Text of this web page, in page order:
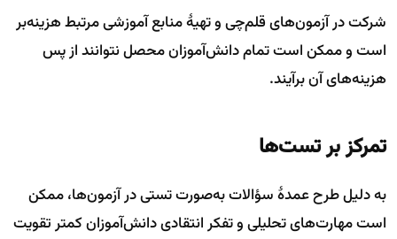
شرکت در آزمون‌های قلم‌چی و تهیهٔ منابع آموزشی مرتبط هزینه‌بر
است و ممکن است تمام دانش‌آموزان محصل نتوانند از پس
هزینه‌های آن برآیند.
تمرکز بر تست‌ها
به دلیل طرح عمدهٔ سؤالات به‌صورت تستی در آزمون‌ها، ممکن
است مهارت‌های تحلیلی و تفکر انتقادی دانش‌آموزان کمتر تقویت